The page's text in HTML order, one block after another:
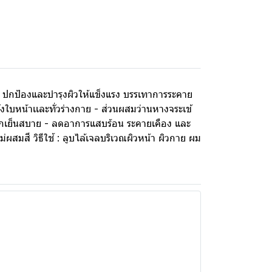
องและบำรุงผิวให้แข็งแรง บรรเทาการระคาย
บหน้าเเละทั่วร่างกาย - ส่วนผสมว่านหางจระเข้
ย็นสบาย - ลดอาการแสบร้อน ระคายเคือง และ
สมสี วิธีใช้ : ลูบไล้เจลบริเวณผิวหน้า ผิวกาย ผม